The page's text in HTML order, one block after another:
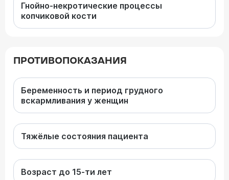
Гнойно-некротические процессы
копчиковой кости
ПРОТИВОПОКАЗАНИЯ
Беременность и период грудного
вскармливания у женщин
Тяжёлые состояния пациента
Возраст до 15-ти лет